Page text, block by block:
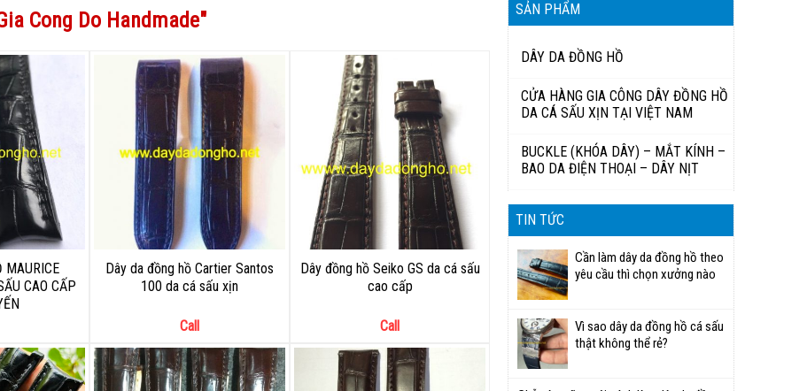
Cong Do Handmade"
MAURICE
CAO CẤP
Dây da đồng hồ Cartier Santos
100 da cá sấu xịn
Call
Dây đồng hồ Seiko GS da cá sấu
cao cấp
Call
SẢN PHẨM
DÂY DA ĐỒNG HỒ
CỬA HÀNG GIA CÔNG DÂY ĐỒNG HỒ
DA CÁ SẤU XỊN TẠI VIỆT NAM
BUCKLE (KHÓA DÂY) – MẮT KÍNH –
BAO DA ĐIỆN THOẠI – DÂY NỊT
TIN TỨC
Cần làm dây da đồng hồ theo
yêu cầu thì chọn xưởng nào
Vì sao dây da đồng hồ cá sấu
thật không thể rẻ?